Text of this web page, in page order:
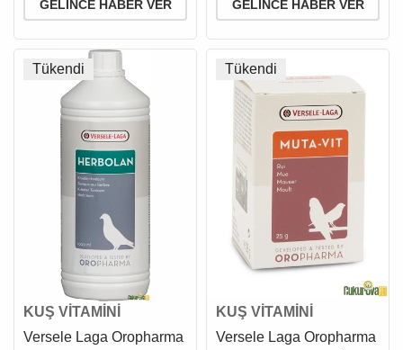
GELINCE HABER VER GELINCE HABER VER
Tükendi
KUŞ VİTAMİNİ
Versele Laga Oropharma
Tükendi
KUŞ VİTAMİNİ
Versele Laga Oropharma